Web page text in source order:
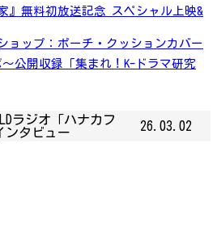
』無料初放送記念 スペシャル上映&
ョップ：ポーチ・クッションカバー
公開収録「集まれ！K-ドラマ研究
ラジオ「ハナカフ
ンタビュー
26.03.02